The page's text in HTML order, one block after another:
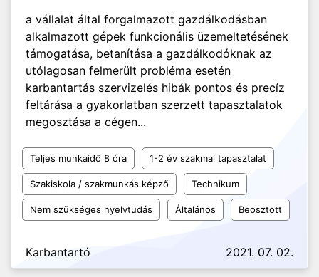
a vállalat által forgalmazott gazdálkodásban
alkalmazott gépek funkcionális üzemeltetésének
támogatása, betanítása a gazdálkodóknak az
utólagosan felmerült probléma esetén
karbantartás szervizelés hibák pontos és precíz
feltárása a gyakorlatban szerzett tapasztalatok
megosztása a cégen...
Teljes munkaidő 8 óra 1-2 év szakmai tapasztalat
Szakiskola / szakmunkás képző Technikum
Nem szükséges nyelvtudás Általános Beosztott
Karbantartó 2021. 07. 02.